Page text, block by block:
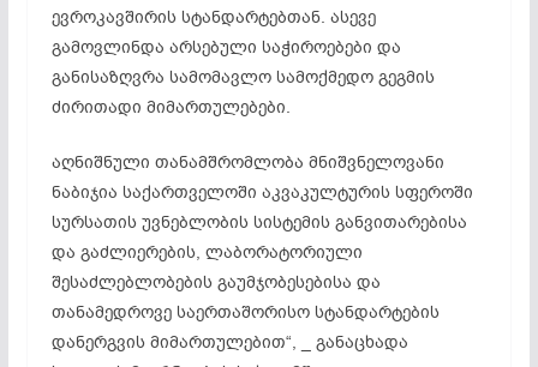
ევროკავშირის სტანდარტებთან. ასევე
გამოვლინდა არსებული საჭიროებები და
განისაზღვრა სამომავლო სამოქმედო გეგმის
ძირითადი მიმართულებები.
აღნიშნული თანამშრომლობა მნიშვნელოვანი
ნაბიჯია საქართველოში აკვაკულტურის სფეროში
სურსათის უვნებლობის სისტემის განვითარებისა
და გაძლიერების, ლაბორატორიული
შესაძლებლობების გაუმჯობესებისა და
თანამედროვე საერთაშორისო სტანდარტების
დანერგვის მიმართულებით“, _ განაცხადა